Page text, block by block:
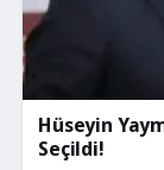
Hüseyin
Seçildi!